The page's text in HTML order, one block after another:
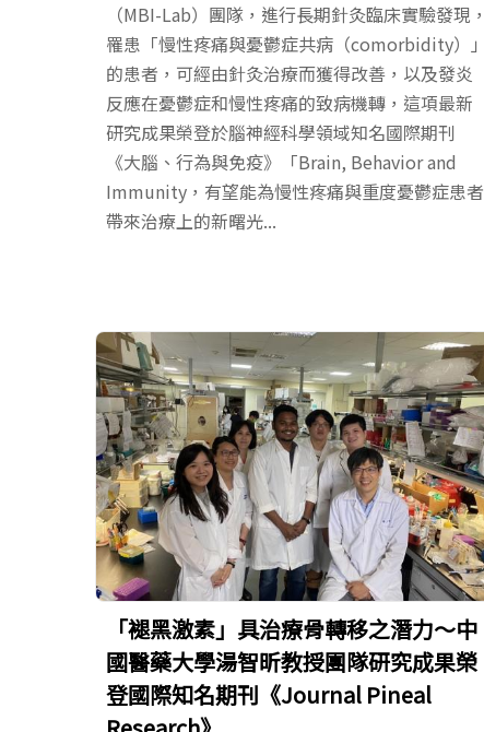
（MBI-Lab）團隊，進行長期針灸臨床實驗發現，
罹患「慢性疼痛與憂鬱症共病（comorbidity）」
的患者，可經由針灸治療而獲得改善，以及發炎
反應在憂鬱症和慢性疼痛的致病機轉，這項最新
研究成果榮登於腦神經科學領域知名國際期刊
《大腦、行為與免疫》「Brain, Behavior and
Immunity，有望能為慢性疼痛與重度憂鬱症患者
帶來治療上的新曙光...
「褪黑激素」具治療骨轉移之潛力～中
國醫藥大學湯智昕教授團隊研究成果榮
登國際知名期刊《Journal Pineal